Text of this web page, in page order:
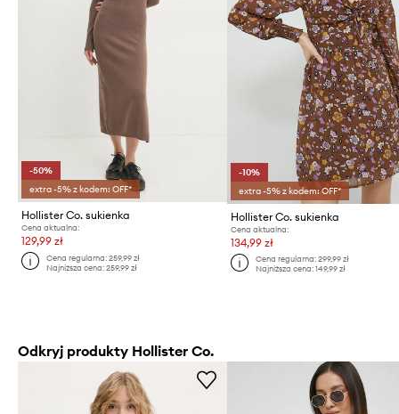
-50%
extra -5% z kodem: OFF*
Hollister Co. sukienka
Cena aktualna:
129,99 zł
Cena regularna:259,99 zł
Najniższa cena:259,99 zł
-10%
extra -5% z kodem: OFF*
Hollister Co. sukienka
Cena aktualna:
134,99 zł
Cena regularna: 299,99 zł
Najniższa cena: 149,99 zł
Odkryj produkty Hollister Co.